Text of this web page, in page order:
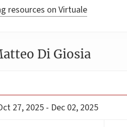
resources on Virtuale
Di Giosia
27, 2025 - Dec 02, 2025